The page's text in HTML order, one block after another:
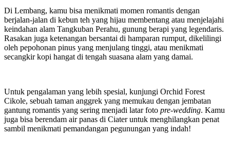
Di Lembang, kamu bisa menikmati momen romantis dengan
berjalan-jalan di kebun teh yang hijau membentang atau menjelajahi
keindahan alam Tangkuban Perahu, gunung berapi yang legendaris.
Rasakan juga ketenangan bersantai di hamparan rumput, dikelilingi
oleh pepohonan pinus yang menjulang tinggi, atau menikmati
secangkir kopi hangat di tengah suasana alam yang damai.
Untuk pengalaman yang lebih spesial, kunjungi Orchid Forest
Cikole, sebuah taman anggrek yang memukau dengan jembatan
gantung romantis yang sering menjadi latar foto pre-wedding. Kamu
juga bisa berendam air panas di Ciater untuk menghilangkan penat
sambil menikmati pemandangan pegunungan yang indah!